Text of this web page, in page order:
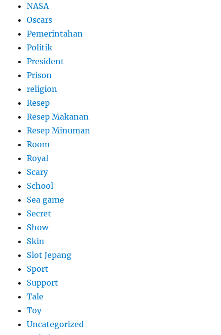
NASA
Oscars
Pemerintahan
Politik
President
Prison
religion
Resep
Resep Makanan
Resep Minuman
Room
Royal
Scary
School
Sea game
Secret
Show
Skin
Slot Jepang
Sport
Support
Tale
Toy
Uncategorized